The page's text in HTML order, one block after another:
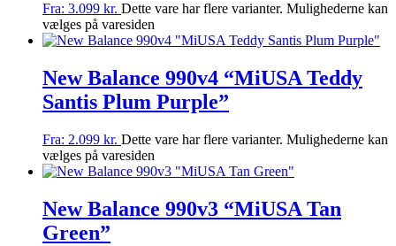
Fra: 3.099 kr. Dette vare har flere varianter. Mulighederne kan
vælges på varesiden
New Balance 990v4 “MiUSA Teddy
Santis Plum Purple”
Fra: 2.099 kr. Dette vare har flere varianter. Mulighederne kan
vælges på varesiden
New Balance 990v3 “MiUSA Tan
Green”